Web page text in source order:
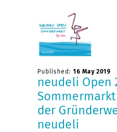
Published: 16 May 2019
neudeli Open
der
neudeli